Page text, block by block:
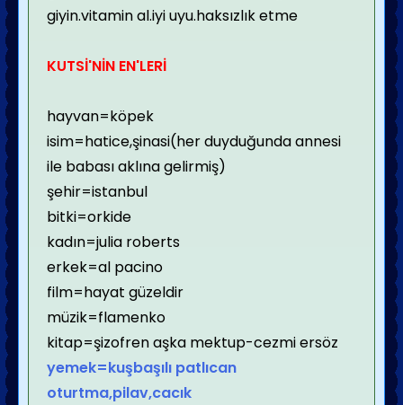
giyin.vitamin al.iyi uyu.haksızlık etme
KUTSİ'NİN EN'LERİ
hayvan=köpek
isim=hatice,şinasi(her duyduğunda annesi
ile babası aklına gelirmiş)
şehir=istanbul
bitki=orkide
kadın=julia roberts
erkek=al pacino
film=hayat güzeldir
müzik=flamenko
kitap=şizofren aşka mektup-cezmi ersöz
yemek=kuşbaşılı patlıcan
oturtma,pilav,cacık